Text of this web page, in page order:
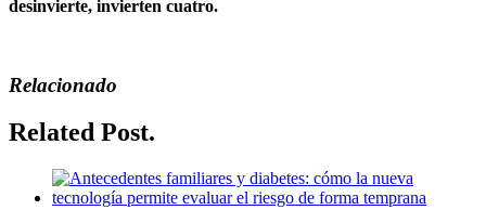
desinvierte, invierten cuatro.
Relacionado
Related Post.